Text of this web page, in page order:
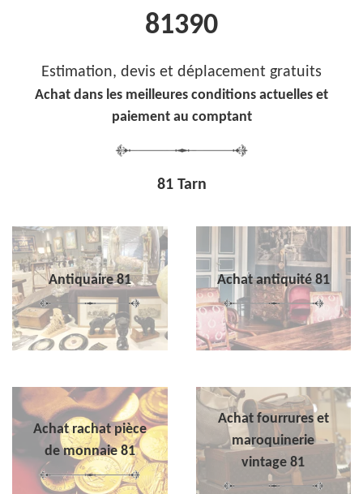
81390
Estimation, devis et déplacement gratuits
Achat dans les meilleures conditions actuelles et
paiement au comptant
81 Tarn
Antiquaire 81 Achat antiquité 81
Achat rachat pièce
de monnaie 81
Achat fourrures et
maroquinerie
vintage 81